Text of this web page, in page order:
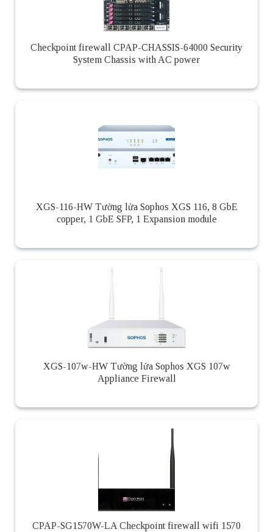
Checkpoint firewall CPAP-CHASSIS-64000 Security
System Chassis with AC power
XGS-116-HW Tường lửa Sophos XGS 116, 8 GbE
copper, 1 GbE SFP, 1 Expansion module
XGS-107w-HW Tường lửa Sophos XGS 107w
Appliance Firewall
CPAP-SG1570W-LA Checkpoint firewall wifi 1570